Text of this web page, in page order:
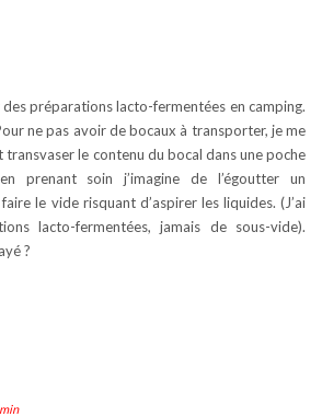
des préparations lacto-fermentées en camping.
ne pas avoir de bocaux à transporter, je me
le contenu du bocal dans une poche
prenant soin j’imagine de l’égoutter un
le vide risquant d’aspirer les liquides. (J’ai
lacto-fermentées, jamais de sous-vide).
?